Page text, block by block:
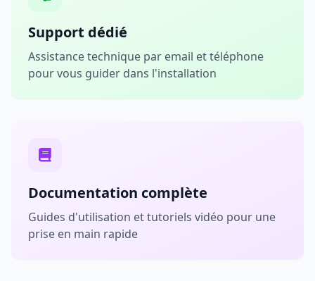
Support dédié
Assistance technique par email et téléphone
pour vous guider dans l'installation
Documentation complète
Guides d'utilisation et tutoriels vidéo pour une
prise en main rapide